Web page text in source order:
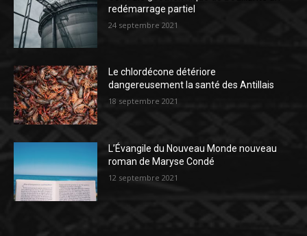
redémarrage partiel
24 septembre 2021
Le chlordécone détériore
dangereusement la santé des Antillais
18 septembre 2021
L’Évangile du Nouveau Monde nouveau
roman de Maryse Condé
12 septembre 2021